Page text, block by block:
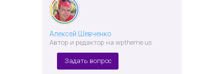
Алексей Шевченко
Автор и редактор на wptheme.us
Задать вопрос